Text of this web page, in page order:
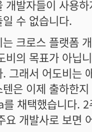
개발자들이 사용
일 수 없습니다.
는 크로스 플랫폼
비의 목표가 아닙
. 그래서 어도비는
텐은 이제 출하한
채택했습니다.
요 개발사로 보면